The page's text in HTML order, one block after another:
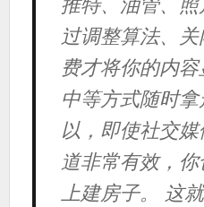
过调整算法、
费才将你的内
中等方式随时
以，即使社交
道非常有效，
上建房子。 这